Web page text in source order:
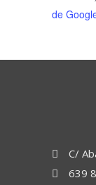
de
C/
639